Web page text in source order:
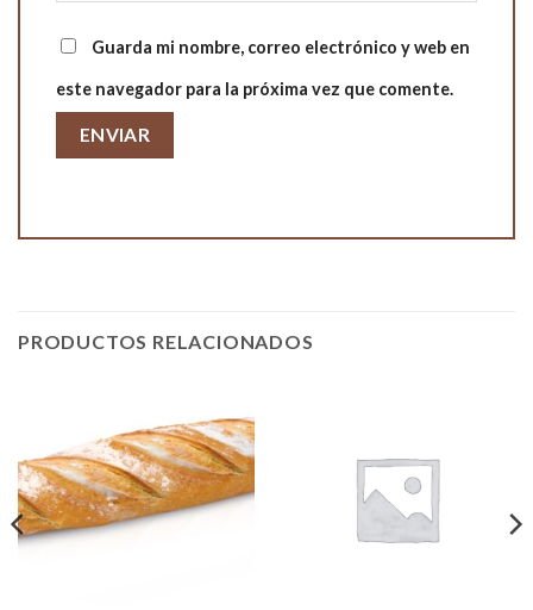
Guarda mi nombre, correo electrónico y web en
este navegador para la próxima vez que comente.
PRODUCTOS RELACIONADOS